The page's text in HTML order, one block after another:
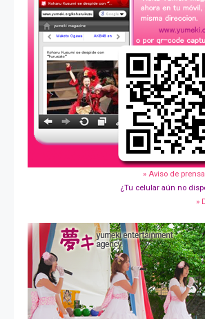
» Aviso de
¿Tu celular aún no
»